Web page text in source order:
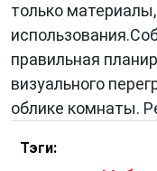
только
правильная
визуального
облике комнаты.
Тэги: